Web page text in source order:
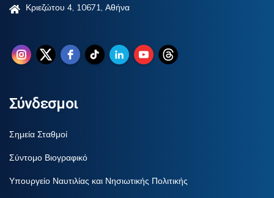
Κριεζώτου 4, 10671, Αθήνα
Σύνδεσμοι
Σημεία Σταθμοί
Σύντομο Βιογραφικό
Υπουργείο Ναυτιλίας και Νησιωτικής Πολιτικής